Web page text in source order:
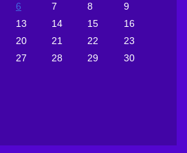
6 7 8
9
13 14 15
16
20 21 22
23
27 28 29
30